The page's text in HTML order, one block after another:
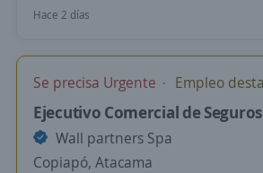
Hace 2 días
Se precisa Urgente Empleo
Ejecutivo Comercial de Seguros
Wall partners Spa
Copiapó, Atacama